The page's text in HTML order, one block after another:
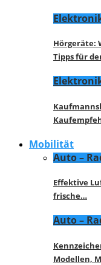
Hörgeräte:
Tipps für
Mobilität
Auto –
Effektive
frische…
Auto –
Modellen,